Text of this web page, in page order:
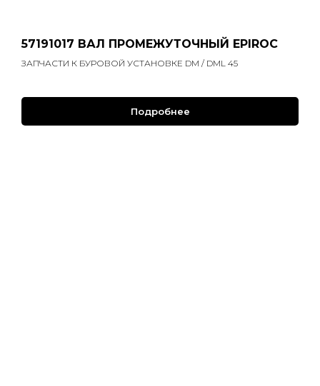
57191017 ВАЛ ПРОМЕЖУТОЧНЫЙ EPIROC
ЗАПЧАСТИ К БУРОВОЙ УСТАНОВКЕ DM / DML 45
Подробнее